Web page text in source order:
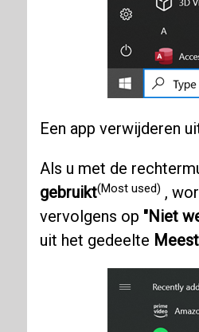
Een app verwijderen
Als u met de
gebruikt(Most used) ,
vervolgens op "Niet
uit het gedeelte